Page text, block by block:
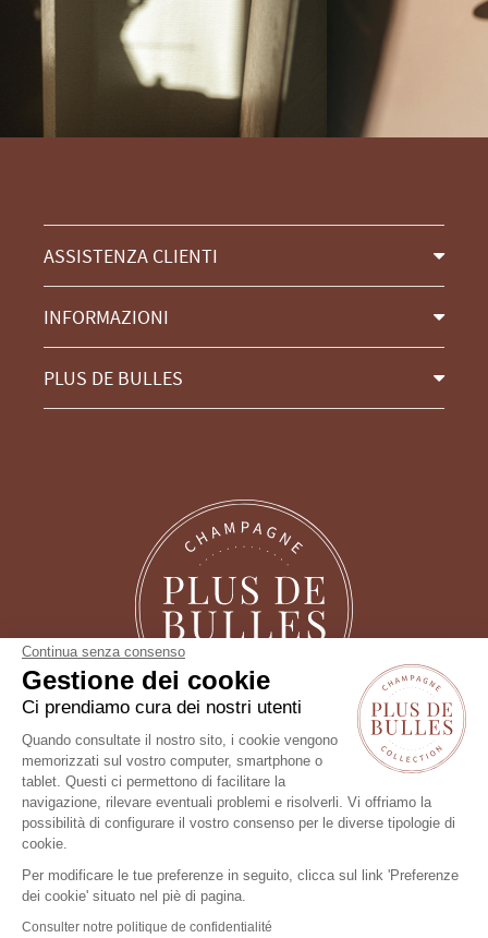
ASSISTENZA CLIENTI
INFORMAZIONI
PLUS DE BULLES
Seguici !
Continua senza consenso
Gestione dei cookie
Ci prendiamo cura dei nostri utenti
Quando consultate il nostro sito, i cookie vengono
memorizzati sul vostro computer, smartphone o
tablet. Questi ci permettono di facilitare la
navigazione, rilevare eventuali problemi e risolverli. Vi offriamo la
possibilità di configurare il vostro consenso per le diverse tipologie di
cookie.
Per modificare le tue preferenze in seguito, clicca sul link 'Preferenze
dei cookie' situato nel piè di pagina.
Consulter notre politique de confidentialité